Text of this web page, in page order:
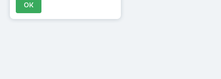
ОК